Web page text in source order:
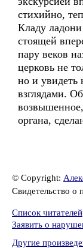
стихийно,
Кладу
стоящей
пару веков
церковь не
но и увидеть
взглядами.
органа,
© Copyright:
Свидетельство о
Список читателей
Заявить о
Другие